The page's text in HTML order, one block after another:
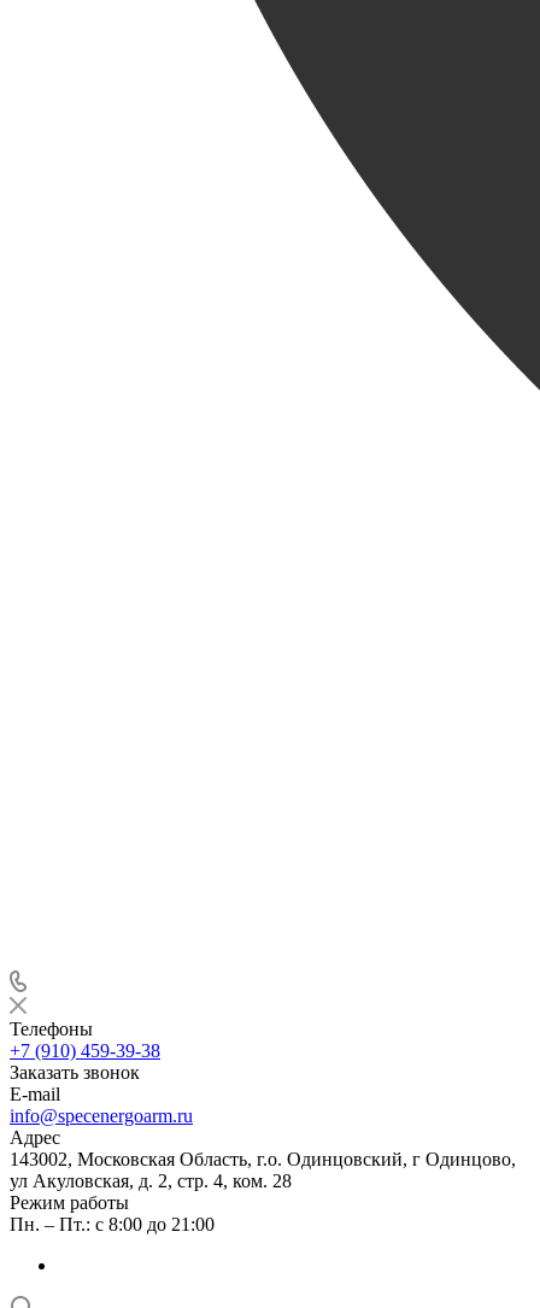
Телефоны
+7 (910) 459-39-38
Заказать звонок
E-mail
info@specenergoarm.ru
Адрес
143002, Московская Область, г.о. Одинцовский, г Одинцово,
ул Акуловская, д. 2, стр. 4, ком. 28
Режим работы
Пн. – Пт.: с 8:00 до 21:00